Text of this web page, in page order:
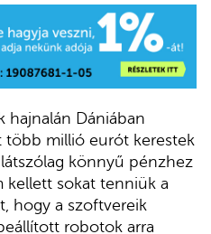
hajnalán Dániában
több millió eurót kerestek
könnyű pénzhez
kellett sokat tenniük a
hogy a szoftvereik
robotok arra